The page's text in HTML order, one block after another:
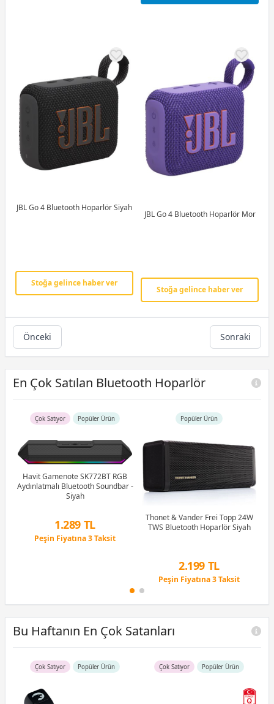
JBL Go 4 Bluetooth Hoparlör Siyah
Stoğa gelince haber ver
JBL Go 4 Bluetooth Hoparlör Mor
Stoğa gelince haber ver
Önceki Sonraki
En Çok Satılan Bluetooth Hoparlör
Çok Satıyor Popüler Ürün
Havit Gamenote SK772BT RGB
Aydınlatmalı Bluetooth Soundbar -
Siyah
1.289 TL
Peşin Fiyatına 3 Taksit
Popüler Ürün
Thonet & Vander Frei Topp 24W
TWS Bluetooth Hoparlör Siyah
2.199 TL
Peşin Fiyatına 3 Taksit
Bu Haftanın En Çok Satanları
Çok Satıyor Popüler Ürün Çok Satıyor Popüler Ürün